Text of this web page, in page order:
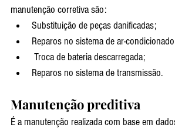
manutenção corretiva são:
Substituição de peças danificadas;
Reparos no sistema de ar-
Troca de bateria descarregada;
Reparos no sistema de transmissão.
Manutenção preditiva
É a manutenção realizada com base em